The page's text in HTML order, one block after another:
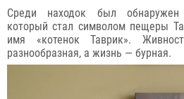
Среди находок был обнаружен
который стал символом пещеры
имя «котенок Таврик».
разнообразная, а жизнь — бурная.